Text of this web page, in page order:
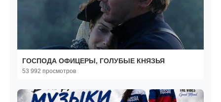
ГОСПОДА ОФИЦЕРЫ, ГОЛУБЫЕ КНЯЗЬЯ
53 992 просмотров